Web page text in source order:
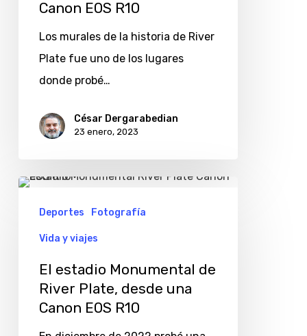
Canon EOS R10
Los murales de la historia de River
Plate fue uno de los lugares
donde probé…
César Dergarabedian
23 enero, 2023
El
estadio
River
Plate,
Deportes Fotografía
Vida y viajes
El estadio Monumental de
River Plate, desde una
Canon EOS R10